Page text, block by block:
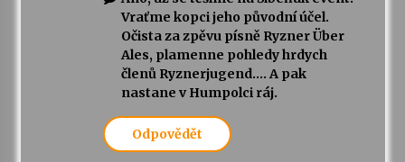
Vraťme kopci jeho původní účel.
Očista za zpěvu písně Ryzner Über
Ales, plamenne pohledy hrdych
členů Ryznerjugend…. A pak
nastane v Humpolci ráj.
Odpovědět